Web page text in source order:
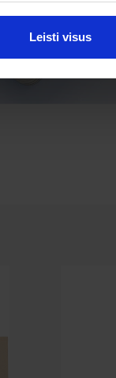
Leisti visus